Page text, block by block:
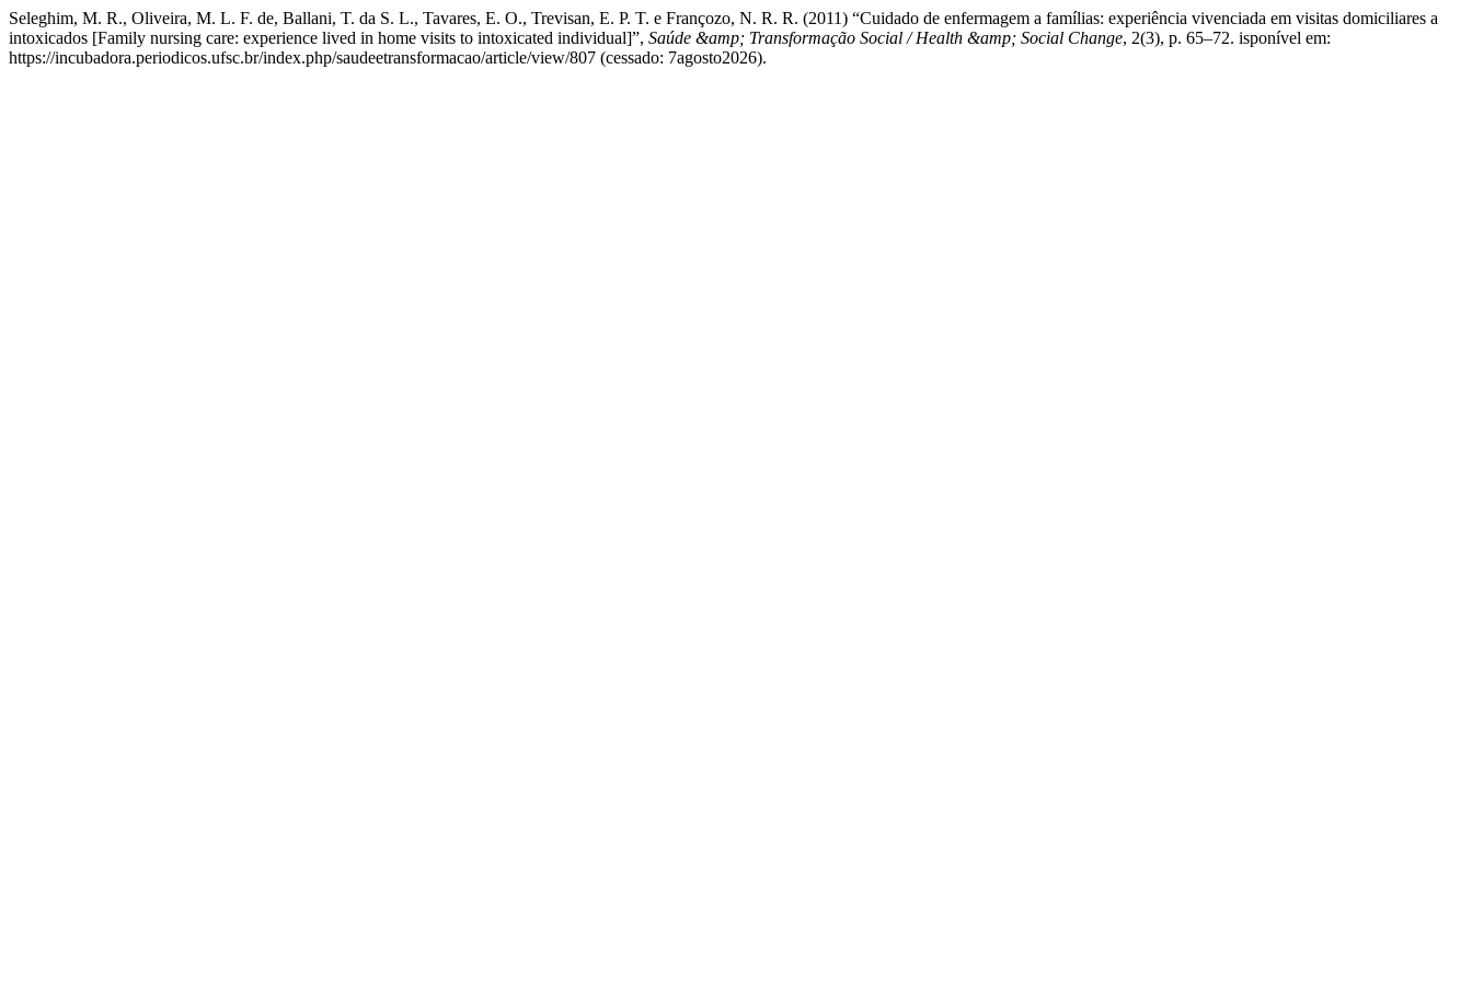
Seleghim, M. R., Oliveira, M. L. F. de, Ballani, T. da S. L., Tavares, E. O., Trevisan, E. P. T. e Françozo, N. R. R. (2011) “Cuidado de enfermagem a famílias: experiência vivenciada em visitas domiciliares a
intoxicados [Family nursing care: experience lived in home visits to intoxicated individual]”, Saúde &amp; Transformação Social / Health &amp; Social Change, 2(3), p. 65–72. isponível em:
https://incubadora.periodicos.ufsc.br/index.php/saudeetransformacao/article/view/807 (cessado: 7agosto2026).